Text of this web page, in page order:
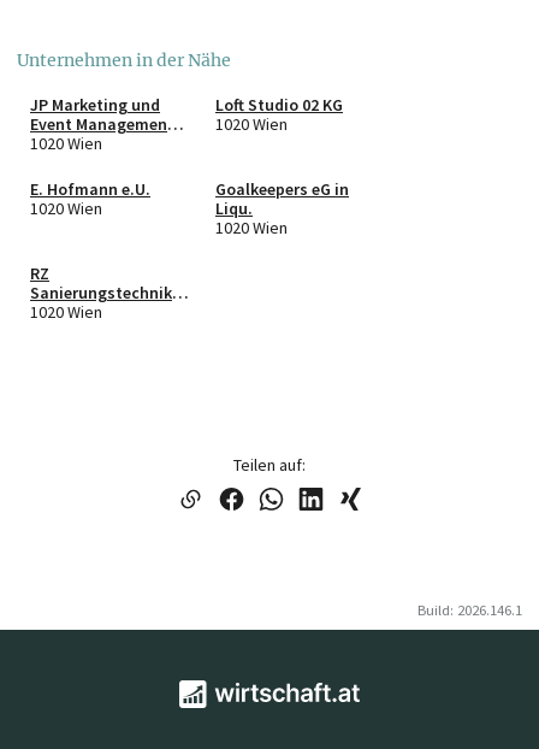
Unternehmen in der Nähe
JP Marketing und
Event Management
GmbH
1020 Wien
Loft Studio 02 KG
1020 Wien
E. Hofmann e.U.
1020 Wien
Goalkeepers eG in
Liqu.
1020 Wien
RZ
Sanierungstechnik
GmbH
1020 Wien
Teilen auf:
Build: 2026.146.1